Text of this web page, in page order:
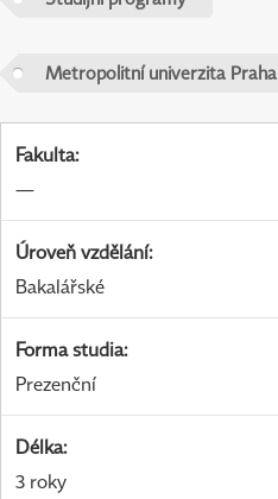
Metropolitní univerzita Praha
Fakulta:
—
Úroveň vzdělání:
Bakalářské
Forma studia:
Prezenční
Délka:
3 roky